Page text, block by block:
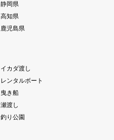
静岡県
高知県
鹿児島県
イカダ渡し
レンタルボート
曳き船
瀬渡し
釣り公園